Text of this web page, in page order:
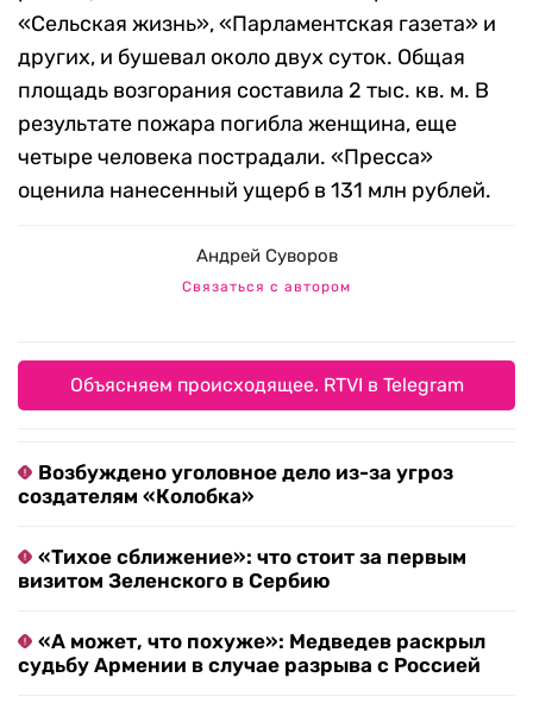
«Сельская жизнь», «Парламентская газета» и
других, и бушевал около двух суток. Общая
площадь возгорания составила 2 тыс. кв. м. В
результате пожара погибла женщина, еще
четыре человека пострадали. «Пресса»
оценила нанесенный ущерб в 131 млн рублей.
Андрей Суворов
Связаться с автором
Объясняем происходящее. RTVI в Telegram
Возбуждено уголовное дело из-за угроз
создателям «Колобка»
«Тихое сближение»: что стоит за первым
визитом Зеленского в Сербию
«А может, что похуже»: Медведев раскрыл
судьбу Армении в случае разрыва с Россией